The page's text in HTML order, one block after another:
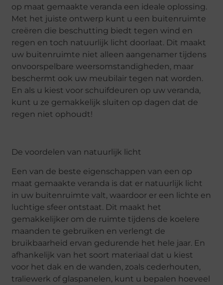
op maat gemaakte veranda een ideale oplossing.
Met het juiste ontwerp kunt u een buitenruimte
creëren die beschutting biedt tegen wind en
regen en toch natuurlijk licht doorlaat. Dit maakt
uw buitenruimte niet alleen aangenamer tijdens
onvoorspelbare weersomstandigheden, maar
beschermt ook uw meubilair tegen nat worden.
En als u kiest voor schuifdeuren op uw veranda,
kunt u ze gemakkelijk sluiten op dagen dat de
regen niet ophoudt!
De voordelen van natuurlijk licht
Een van de beste eigenschappen van een op
maat gemaakte veranda is dat er natuurlijk licht
in uw buitenruimte valt, waardoor er een lichte en
luchtige sfeer ontstaat. Dit maakt het
gemakkelijker om de ruimte tijdens de koelere
maanden te gebruiken en verlengt de
bruikbaarheid ervan gedurende het hele jaar. En
afhankelijk van het soort materiaal dat u kiest
voor het dak en de wanden, zoals cederhouten,
traliewerk of glaspanelen, kunt u bepalen hoeveel